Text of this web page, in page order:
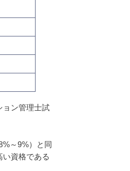
ョン管理士試
～9%）と同
資格である